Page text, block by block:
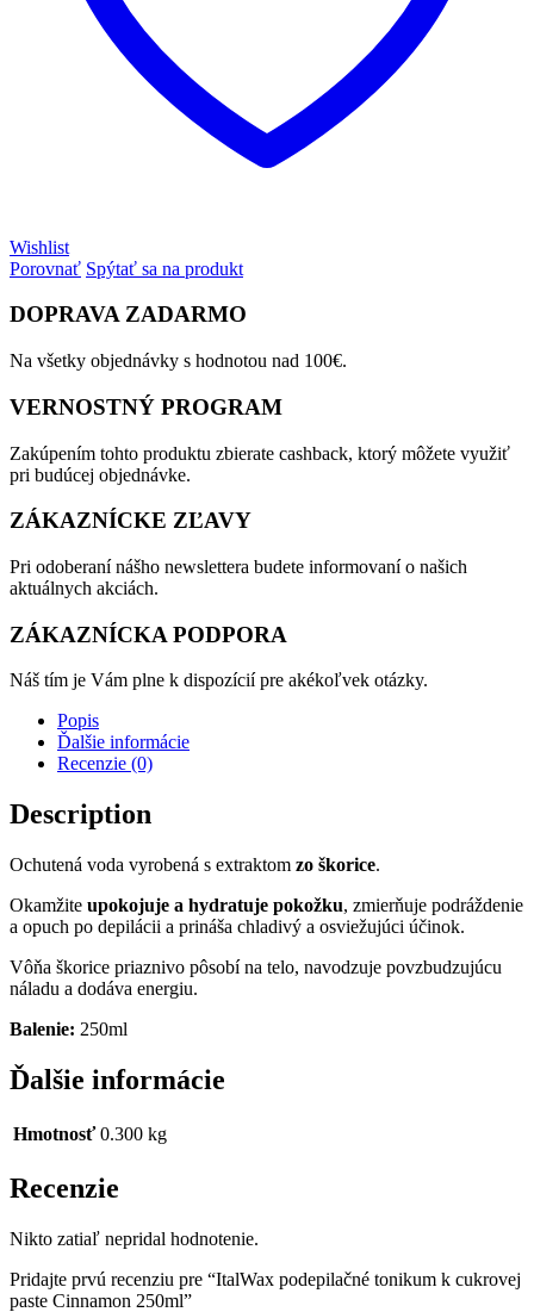
Wishlist
Porovnať Spýtať sa na produkt
DOPRAVA ZADARMO
Na všetky objednávky s hodnotou nad 100€.
VERNOSTNÝ PROGRAM
Zakúpením tohto produktu zbierate cashback, ktorý môžete využiť
pri budúcej objednávke.
ZÁKAZNÍCKE ZĽAVY
Pri odoberaní nášho newslettera budete informovaní o našich
aktuálnych akciách.
ZÁKAZNÍCKA PODPORA
Náš tím je Vám plne k dispozícií pre akékoľvek otázky.
Popis
Ďalšie informácie
Recenzie (0)
Description
Ochutená voda vyrobená s extraktom zo škorice.
Okamžite upokojuje a hydratuje pokožku, zmierňuje podráždenie
a opuch po depilácii a prináša chladivý a osviežujúci účinok.
Vôňa škorice priaznivo pôsobí na telo, navodzuje povzbudzujúcu
náladu a dodáva energiu.
Balenie: 250ml
Ďalšie informácie
Hmotnosť 0.300 kg
Recenzie
Nikto zatiaľ nepridal hodnotenie.
Pridajte prvú recenziu pre “ItalWax podepilačné tonikum k cukrovej
paste Cinnamon 250ml”